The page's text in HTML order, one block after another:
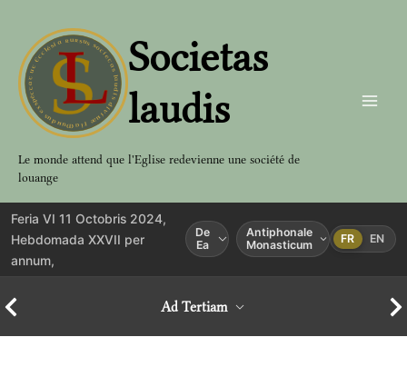
contenu
Societas
laudis
Le monde attend que l'Eglise redevienne une société de
louange
Feria VI 11 Octobris 2024,
Hebdomada XXVII per
annum,
De
Ea
Antiphonale
Monasticum
FR EN
Ad Tertiam